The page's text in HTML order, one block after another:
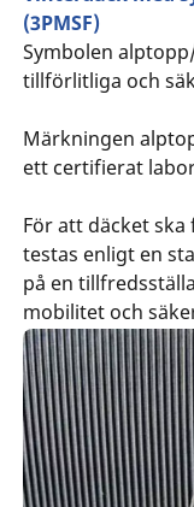
(3PMSF)
Symbolen
tillförlitliga och
Märkningen
ett certifierat
För att däcket
testas enligt en
på en
mobilitet och